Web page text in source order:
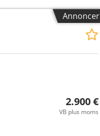
Annoncer
2.900 €
VB plus moms